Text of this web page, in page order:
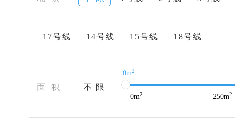
17号线 14号线 15号线 18号线
面 积 不 限
0m2
0m2 250m2